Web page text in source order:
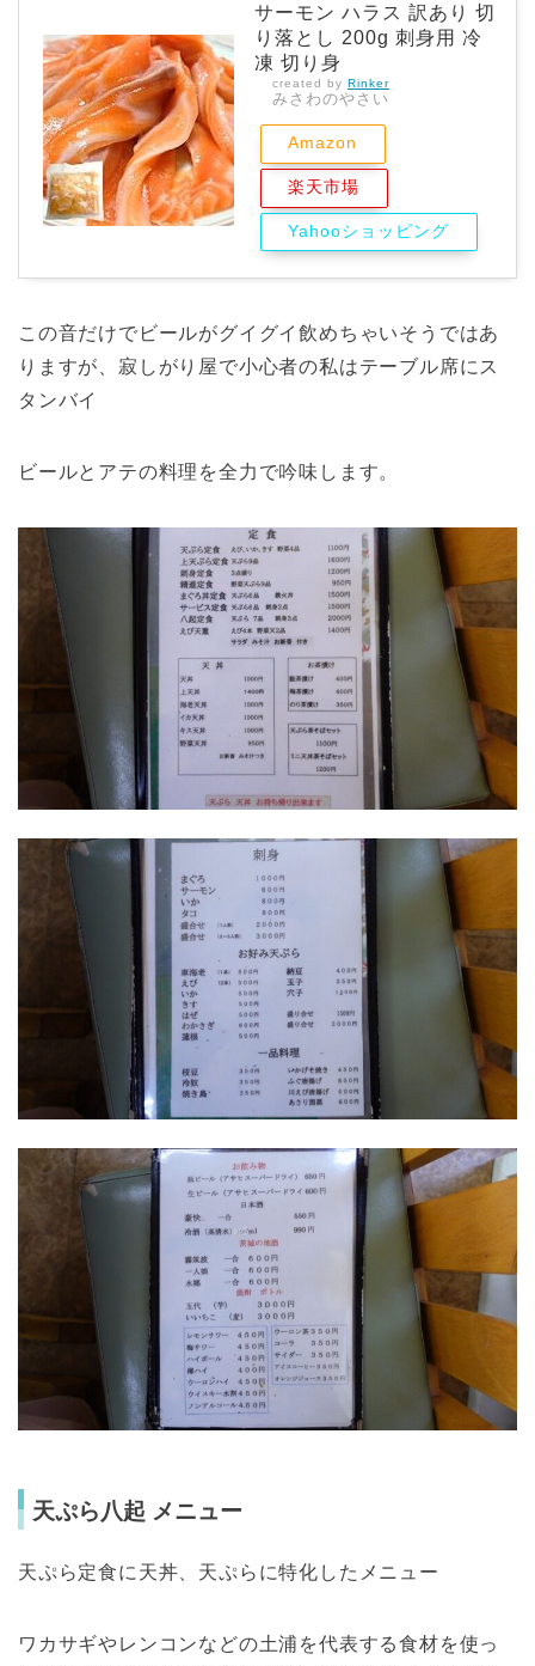
サーモン ハラス 訳あり 切
り落とし 200g 刺身用 冷
凍 切り身
created by Rinker
みさわのやさい
Amazon
楽天市場
Yahooショッピング
この音だけでビールがグイグイ飲めちゃいそうではあ
りますが、寂しがり屋で小心者の私はテーブル席にス
タンバイ
ビールとアテの料理を全力で吟味します。
天ぷら八起 メニュー
天ぷら定食に天丼、天ぷらに特化したメニュー
ワカサギやレンコンなどの土浦を代表する食材を使っ